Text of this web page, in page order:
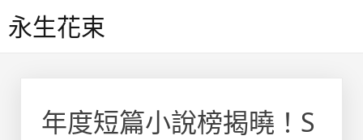
to永生花束
年度短篇小說榜揭曉！S